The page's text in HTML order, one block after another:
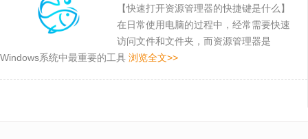
【快速打开资源管理器的快捷键是什么】
在日常使用电脑的过程中，经常需要快速
访问文件和文件夹，而资源管理器是
Windows系统中最重要的工具 浏览全文>>